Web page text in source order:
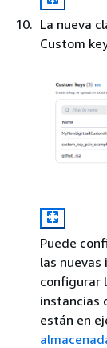
La nueva
Custom
Puede
las nuevas
configurar
instancias
están en